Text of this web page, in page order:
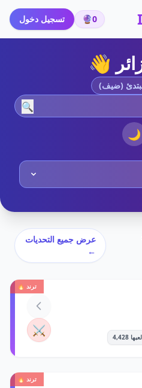
0
🔮 تسجيل دخول
👋
(ضيف)
🔍
🌙
عرض جميع التحديات
←
ترند 🔥
4,428
⚔️
ترند 🔥